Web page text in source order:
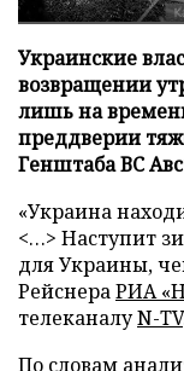
Украинские
возвращении
лишь на
преддверии
Генштаба ВС
«Украина
<…> Наступит
для Украины,
РейснераРИА
телеканалуN-TV
По словам